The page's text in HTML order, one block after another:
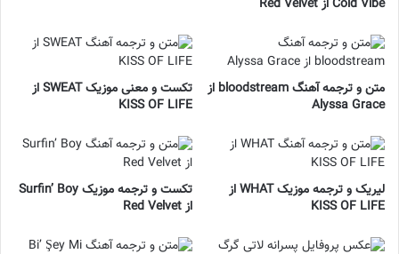
Cold Vibe از Red Velvet
متن و ترجمه آهنگ bloodstream از
Alyssa Grace
تکست و معنی موزیک SWEAT از
KISS OF LIFE
لیریک و ترجمه موزیک WHAT از
KISS OF LIFE
تکست و ترجمه موزیک Surfin’ Boy
از Red Velvet